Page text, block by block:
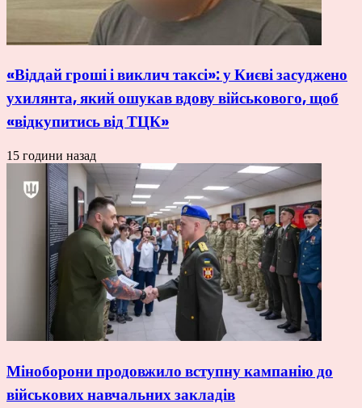
«Віддай гроші і виклич таксі»: у Києві засуджено
ухилянта, який ошукав вдову військового, щоб
«відкупитись від ТЦК»
15 години назад
Міноборони продовжило вступну кампанію до
військових навчальних закладів